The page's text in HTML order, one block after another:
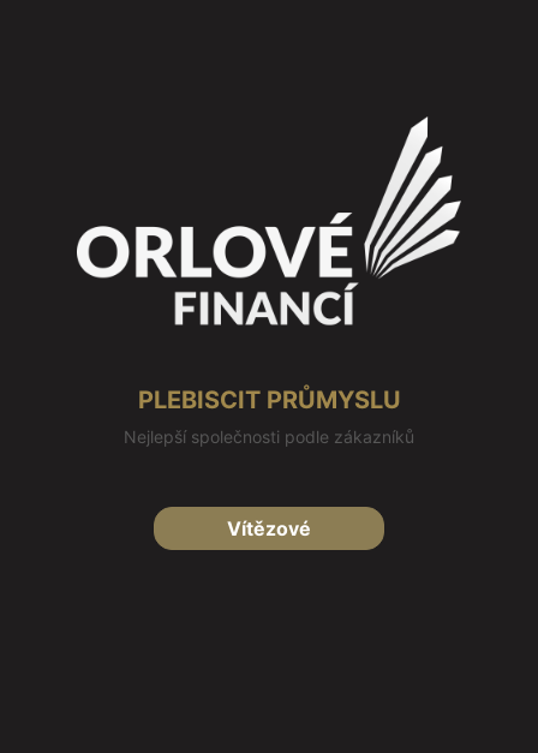
PLEBISCIT PRŮMYSLU
Nejlepší společnosti podle zákazníků
Vítězové